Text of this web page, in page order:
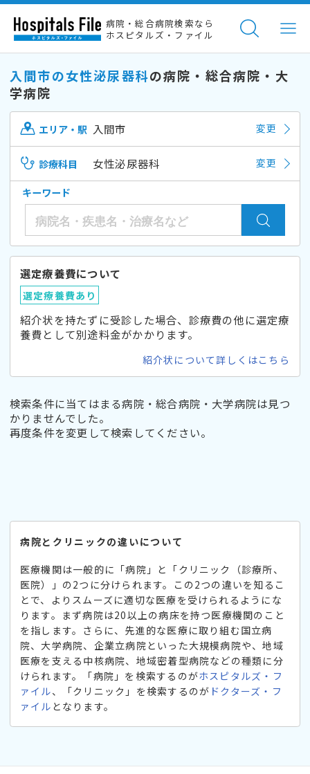
病院・総合病院検索なら
ホスピタルズ・ファイル
入間市の女性泌尿器科の病院・総合病院・大
学病院
エリア・駅 入間市 変更
診療科目 女性泌尿器科 変更
キーワード
選定療養費について
選定療養費あり
紹介状を持たずに受診した場合、診療費の他に選定療
養費として別途料金がかかります。
紹介状について詳しくはこちら
検索条件に当てはまる病院・総合病院・大学病院は見つ
かりませんでした。
再度条件を変更して検索してください。
病院とクリニックの違いについて
医療機関は一般的に「病院」と「クリニック（診療所、
医院）」の2つに分けられます。この2つの違いを知るこ
とで、よりスムーズに適切な医療を受けられるようにな
ります。まず病院は20以上の病床を持つ医療機関のこと
を指します。さらに、先進的な医療に取り組む国立病
院、大学病院、企業立病院といった大規模病院や、地域
医療を支える中核病院、地域密着型病院などの種類に分
けられます。「病院」を検索するのがホスピタルズ・フ
ァイル、「クリニック」を検索するのが ドクターズ・フ
ァイル となります。